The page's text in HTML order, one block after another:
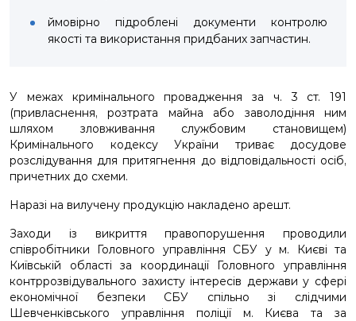
ймовірно підроблені документи контролю
якості та використання придбаних запчастин.
У межах кримінального провадження за ч. 3 ст. 191
(привласнення, розтрата майна або заволодіння ним
шляхом зловживання службовим становищем)
Кримінального кодексу України триває досудове
розслідування для притягнення до відповідальності осіб,
причетних до схеми.
Наразі на вилучену продукцію накладено арешт.
Заходи із викриття правопорушення проводили
співробітники Головного управління СБУ у м. Києві та
Київській області за координації Головного управління
контррозвідувального захисту інтересів держави у сфері
економічної безпеки СБУ спільно зі слідчими
Шевченківського управління поліції м. Києва та за